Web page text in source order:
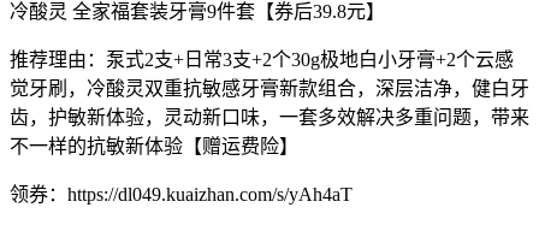
冷酸灵 全家福套装牙膏9件套【券后39.8元】
推荐理由：泵式2支+日常3支+2个30g极地白小牙膏+2个云感
觉牙刷，冷酸灵双重抗敏感牙膏新款组合，深层洁净，健白牙
齿，护敏新体验，灵动新口味，一套多效解决多重问题，带来
不一样的抗敏新体验【赠运费险】
领券：https://dl049.kuaizhan.com/s/yAh4aT